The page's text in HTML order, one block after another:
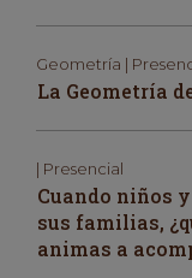
Geometría |
La Geometría
| Presencial
Cuando niños
sus familias,
animas a